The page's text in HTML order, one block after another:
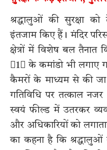
श्रद्धालुओं की सुरक्षा
इंतजाम किए हैं। मंदिर
क्षेत्रों में विशेष बल तैनात
1 के कमांडो भी लगाए गए
कैमरों के माध्यम से की जा
गतिविधि पर तत्काल
स्वयं फील्ड में उतरकर
और अधिकारियों को
का कहना है कि श्रद्धालुओं